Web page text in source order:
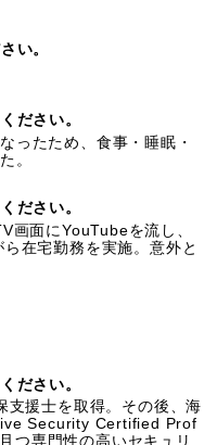
い。
ださい。
ったため、食事・睡眠・
。
ださい。
画面にYouTubeを流し、
在宅勤務を実施。意外と
ださい。
支援士を取得。その後、海
Security Certified Prof
つ専門性の高いセキュリ